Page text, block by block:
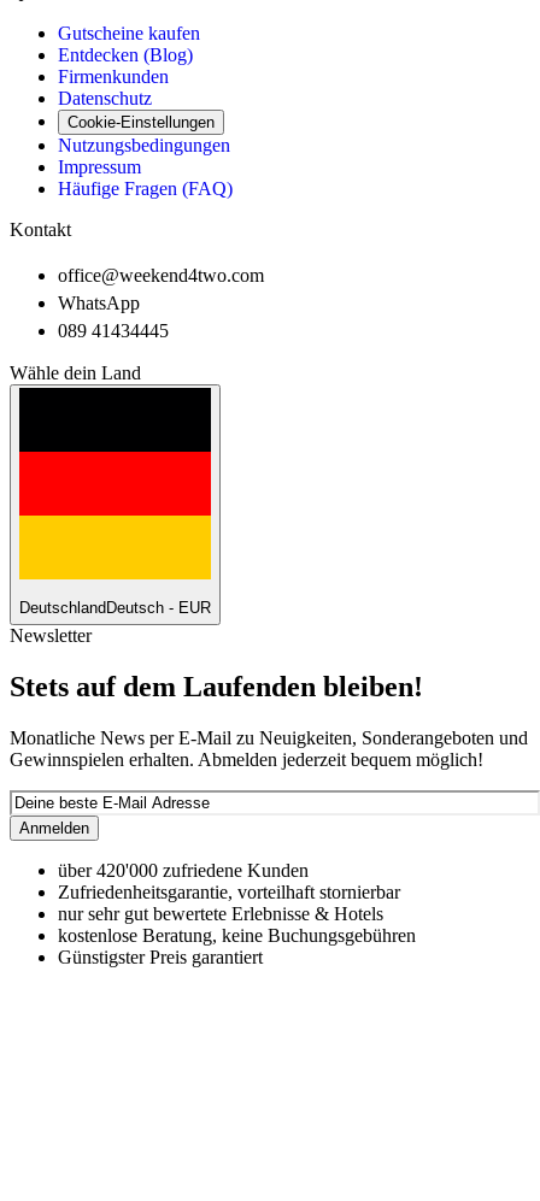
Gutscheine kaufen
Entdecken (Blog)
Firmenkunden
Datenschutz
Cookie-Einstellungen
Nutzungsbedingungen
Impressum
Häufige Fragen (FAQ)
Kontakt
office@weekend4two.com
WhatsApp
089 41434445
Wähle dein Land
DeutschlandDeutsch - EUR
Newsletter
Stets auf dem Laufenden bleiben!
Monatliche News per E-Mail zu Neuigkeiten, Sonderangeboten und
Gewinnspielen erhalten. Abmelden jederzeit bequem möglich!
Anmelden
über 420'000 zufriedene Kunden
Zufriedenheitsgarantie, vorteilhaft stornierbar
nur sehr gut bewertete Erlebnisse & Hotels
kostenlose Beratung, keine Buchungsgebühren
Günstigster Preis garantiert